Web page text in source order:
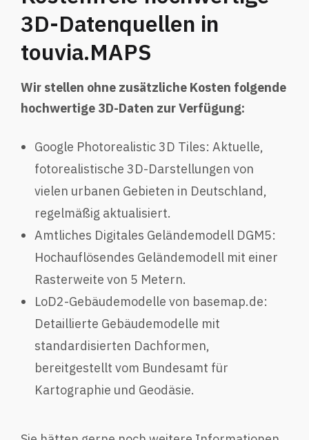
3D-Datenquellen in
touvia.MAPS
Wir stellen ohne zusätzliche Kosten folgende
hochwertige 3D-Daten zur Verfügung:​
Google Photorealistic 3D Tiles: Aktuelle,
fotorealistische 3D-Darstellungen von
vielen urbanen Gebieten in Deutschland,
regelmäßig aktualisiert.
Amtliches Digitales Geländemodell DGM5:
Hochauflösendes Geländemodell mit einer
Rasterweite von 5 Metern.
LoD2-Gebäudemodelle von basemap.de:
Detaillierte Gebäudemodelle mit
standardisierten Dachformen,
bereitgestellt vom Bundesamt für
Kartographie und Geodäsie.